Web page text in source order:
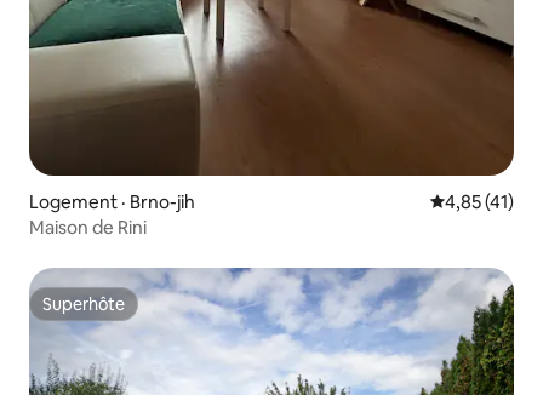
Logement · Brno-jih Note
4,85 (41)
Maison de Rini
Superhôte
Superhôte